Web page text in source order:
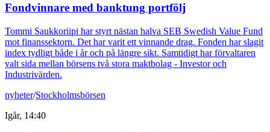
Fondvinnare med banktung portfölj
Tommi Saukkoriipi har styrt nästan halva SEB Swedish Value Fund
mot finanssektorn. Det har varit ett vinnande drag. Fonden har slagit
index tydligt både i år och på längre sikt. Samtidigt har förvaltaren
valt sida mellan börsens två stora maktbolag - Investor och
Industrivärden.
nyheter/Stockholmsbörsen
Igår, 14:40